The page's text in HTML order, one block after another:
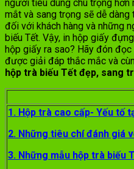
người tiêu dùng chú trọng hơn
mắt và sang trọng sẽ dễ
đối với khách hàng và những
biếu Tết. Vậy, in hộp giấy
hộp giấy ra sao? Hãy đón
được giải đáp thắc mắc và
hộp trà biếu Tết đẹp, sang
1. Hộp trà cao cấp- Yếu tố
2. Những tiêu chí đánh giá
3. Những mẫu hộp trà biếu